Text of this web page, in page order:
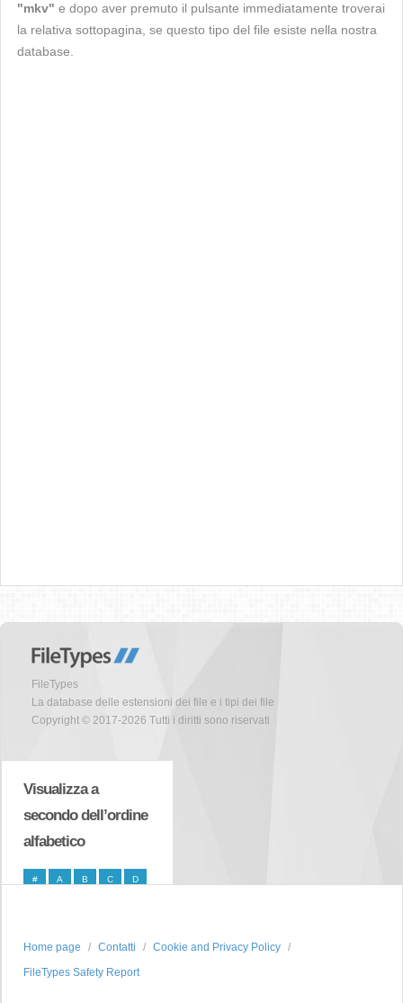
"mkv" e dopo aver premuto il pulsante immediatamente troverai
la relativa sottopagina, se questo tipo del file esiste nella nostra
database.
FileTypes
La database delle estensioni dei file e i tipi dei file
Copyright © 2017-2026 Tutti i diritti sono riservati
Visualizza a
secondo dell’ordine
alfabetico
# A B C D
O P Q R S
Home page Contatti
Cookie and Privacy Policy
FileTypes Safety Report